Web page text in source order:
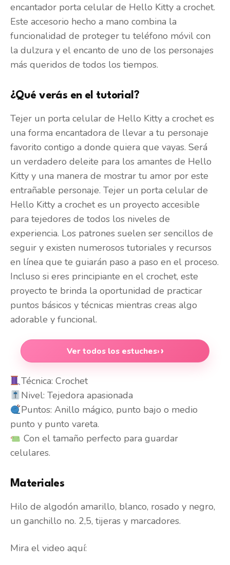
encantador porta celular de Hello Kitty a crochet.
Este accesorio hecho a mano combina la
funcionalidad de proteger tu teléfono móvil con
la dulzura y el encanto de uno de los personajes
más queridos de todos los tiempos.
¿Qué verás en el tutorial?
Tejer un porta celular de Hello Kitty a crochet es
una forma encantadora de llevar a tu personaje
favorito contigo a donde quiera que vayas. Será
un verdadero deleite para los amantes de Hello
Kitty y una manera de mostrar tu amor por este
entrañable personaje. Tejer un porta celular de
Hello Kitty a crochet es un proyecto accesible
para tejedores de todos los niveles de
experiencia. Los patrones suelen ser sencillos de
seguir y existen numerosos tutoriales y recursos
en línea que te guiarán paso a paso en el proceso.
Incluso si eres principiante en el crochet, este
proyecto te brinda la oportunidad de practicar
puntos básicos y técnicas mientras creas algo
adorable y funcional.
Ver todos los estuches›
Técnica: Crochet
Nivel: Tejedora apasionada
Puntos: Anillo mágico, punto bajo o medio
punto y punto vareta.
Con el tamaño perfecto para guardar
celulares.
Materiales
Hilo de algodón amarillo, blanco, rosado y negro,
un ganchillo no. 2,5, tijeras y marcadores.
Mira el video aquí: